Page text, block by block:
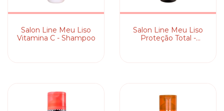
Salon Line Meu Liso
Vitamina C - Shampoo
Salon Line Meu Liso
Proteção Total -